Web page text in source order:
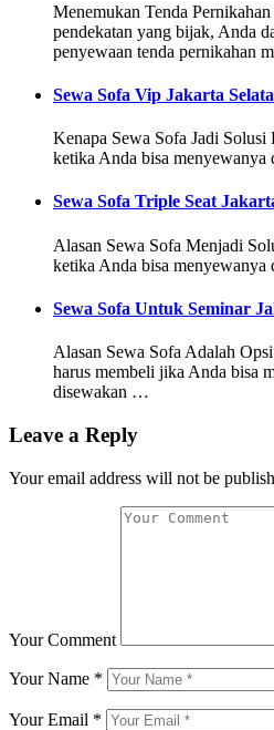
Menemukan Tenda
pendekatan yang bijak, Anda
penyewaan tenda pernikahan
Sewa Sofa Vip Jakarta
Kenapa Sewa Sofa Jadi Solusi
ketika Anda bisa menyewanya
Sewa Sofa Triple Seat
Alasan Sewa Sofa Menjadi
ketika Anda bisa menyewanya
Sewa Sofa Untuk Seminar
Alasan Sewa Sofa Adalah
harus membeli jika Anda bisa
disewakan …
Leave a Reply
Your email address will not be
Your Comment
Your Name *
Your Email *